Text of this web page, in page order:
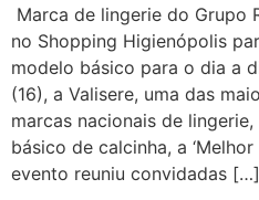
Marca de lingerie do Grupo
no Shopping Higienópolis
modelo básico para o dia a
(16), a Valisere, uma das
marcas nacionais de
básico de calcinha, a
evento reuniu convidadas […]